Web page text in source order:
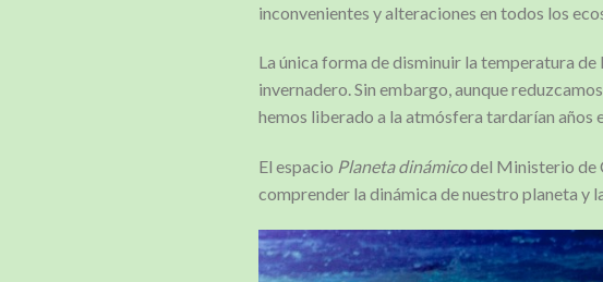
inconvenientes y alteraciones en todos los
La única forma de disminuir la temperatura
invernadero. Sin embargo, aunque
hemos liberado a la atmósfera tardarían años
El espacio Planeta dinámicodel Ministerio de
comprender la dinámica de nuestro planeta y